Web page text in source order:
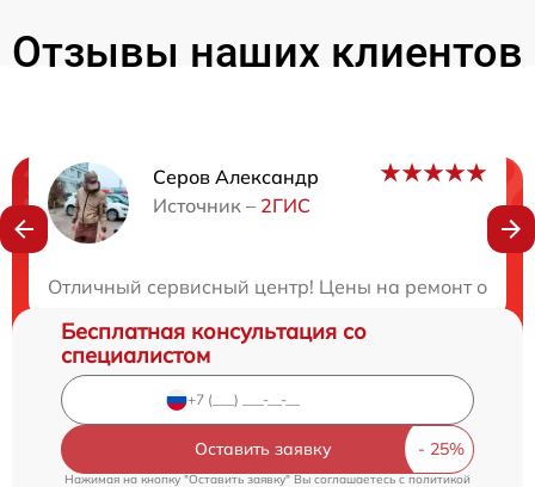
Отзывы наших клиентов
Серов Александр
Источник – 2ГИС
Отличный сервисный центр! Цены на ремонт
Нужна консультация?
Бесплатная консультация со
специалистом
Оставить заявку
Нажимая на кнопку "Оставить заявку" Вы соглашаетесь cполитикой